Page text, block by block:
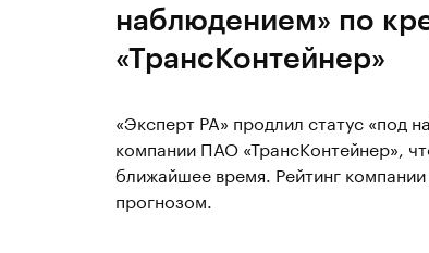
наблюдением» по
«ТрансКонтейнер»
«Эксперт РА» продлил статус «под
компании ПАО «ТрансКонтейнер»,
ближайшее время. Рейтинг
прогнозом.